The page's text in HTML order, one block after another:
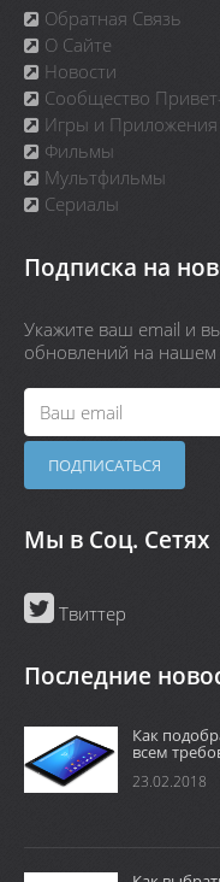
Обратная Связь
О Сайте
Новости
Сообщество
Игры и Приложения
Фильмы
Мультфильмы
Сериалы
Подписка на
Укажите ваш email и вы
обновлений на нашем
Мы в Соц. Сетях
Твиттер
Последние
Как
всем
23.02.2018